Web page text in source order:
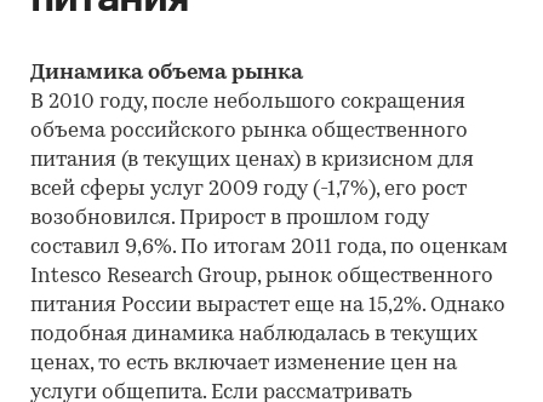
Динамика объема рынка
В 2010 году, после небольшого сокращения
объема российского рынка общественного
питания (в текущих ценах) в кризисном для
всей сферы услуг 2009 году (-1,7%), его рост
возобновился. Прирост в прошлом году
составил 9,6%. По итогам 2011 года, по оценкам
Intesco Research Group, рынок общественного
питания России вырастет еще на 15,2%. Однако
подобная динамика наблюдалась в текущих
ценах, то есть включает изменение цен на
услуги общепита. Если рассматривать